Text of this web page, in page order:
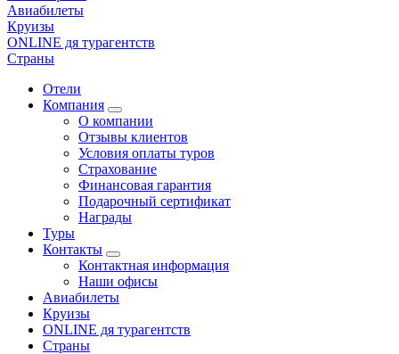
Авиабилеты
Круизы
ONLINE дя турагентств
Страны
Отели
Компания
О компании
Отзывы клиентов
Условия оплаты туров
Страхование
Финансовая гарантия
Подарочный сертификат
Награды
Туры
Контакты
Контактная информация
Наши офисы
Авиабилеты
Круизы
ONLINE дя турагентств
Страны